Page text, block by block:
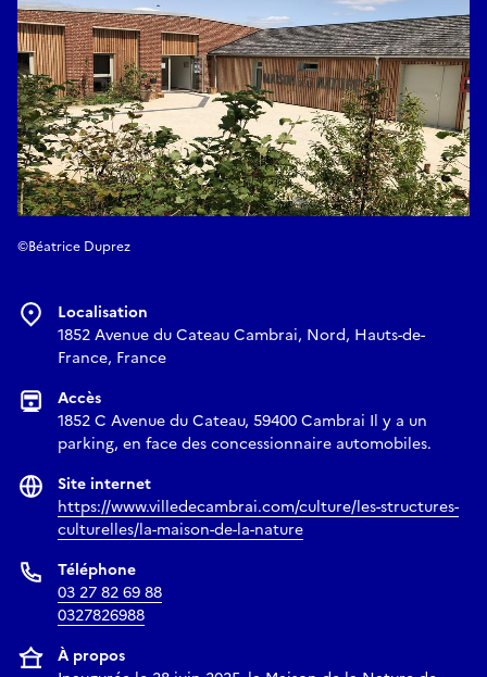
©Béatrice Duprez
Localisation
1852 Avenue du Cateau Cambrai, Nord, Hauts-de-
France, France
Accès
1852 C Avenue du Cateau, 59400 Cambrai Il y a un
parking, en face des concessionnaire automobiles.
Site internet
https://www.villedecambrai.com/culture/les-structures-
culturelles/la-maison-de-la-nature
Téléphone
03 27 82 69 88
0327826988
À propos